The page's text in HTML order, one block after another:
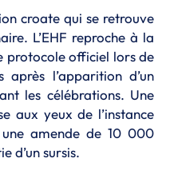
croate qui se retrouve
L’EHF reproche à la
protocole officiel lors de
l’apparition d’un
les célébrations. Une
aux yeux de l’instance
amende de 10 000
d’un sursis.